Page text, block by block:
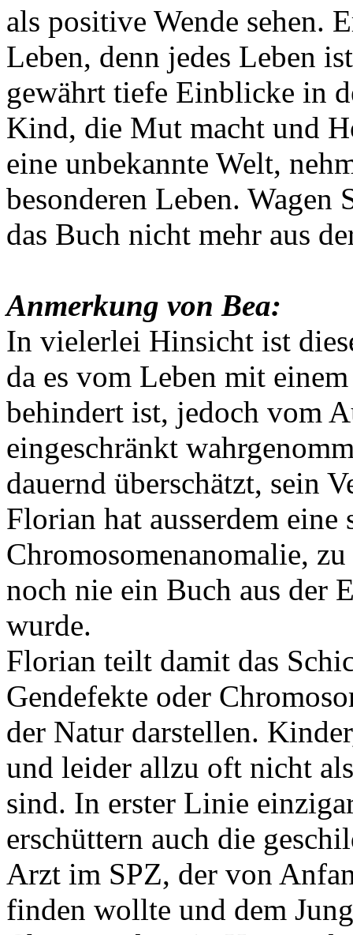
als positive Wende sehen.
Leben, denn jedes Leben
gewährt tiefe Einblicke in
Kind, die Mut macht und
eine unbekannte Welt,
besonderen Leben. Wagen
das Buch nicht mehr aus
Anmerkung von Bea:
In vielerlei Hinsicht ist
da es vom Leben mit
behindert ist, jedoch vom
eingeschränkt
dauernd überschätzt, sein
Florian hat ausserdem eine
Chromosomenanomalie,
noch nie ein Buch aus der
wurde.
Florian teilt damit das
Gendefekte oder
der Natur darstellen.
und leider allzu oft nicht
sind. In erster Linie
erschüttern auch die
Arzt im SPZ, der von
finden wollte und dem